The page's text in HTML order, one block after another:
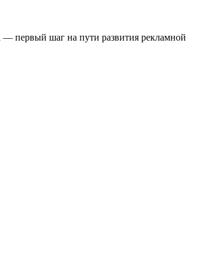
— первый шаг на пути развития рекламной